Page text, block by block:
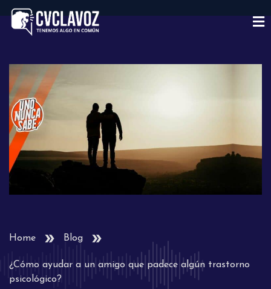
Home Blog
¿Cómo ayudar a un amigo que padece algún trastorno
psicológico?